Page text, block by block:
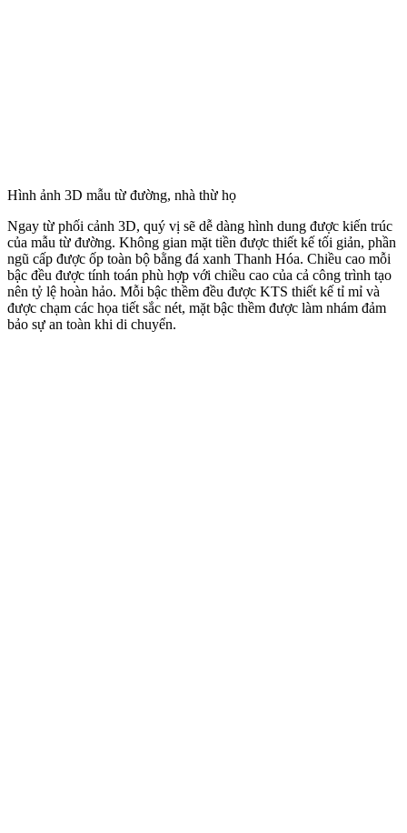
Hình ảnh 3D mẫu từ đường, nhà thừ họ
Ngay từ phối cảnh 3D, quý vị sẽ dễ dàng hình dung được kiến trúc
của mẫu từ đường. Không gian mặt tiền được thiết kế tối giản, phần
ngũ cấp được ốp toàn bộ bằng đá xanh Thanh Hóa. Chiều cao mỗi
bậc đều được tính toán phù hợp với chiều cao của cả công trình tạo
nên tỷ lệ hoàn hảo. Mỗi bậc thềm đều được KTS thiết kế tỉ mỉ và
được chạm các họa tiết sắc nét, mặt bậc thềm được làm nhám đảm
bảo sự an toàn khi di chuyển.